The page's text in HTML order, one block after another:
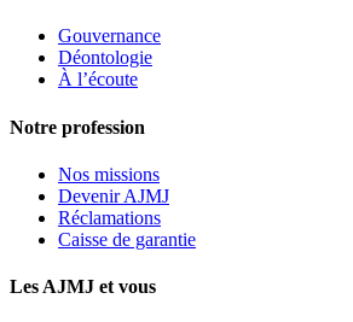
Gouvernance
Déontologie
À l’écoute
Notre profession
Nos missions
Devenir AJMJ
Réclamations
Caisse de garantie
Les AJMJ et vous